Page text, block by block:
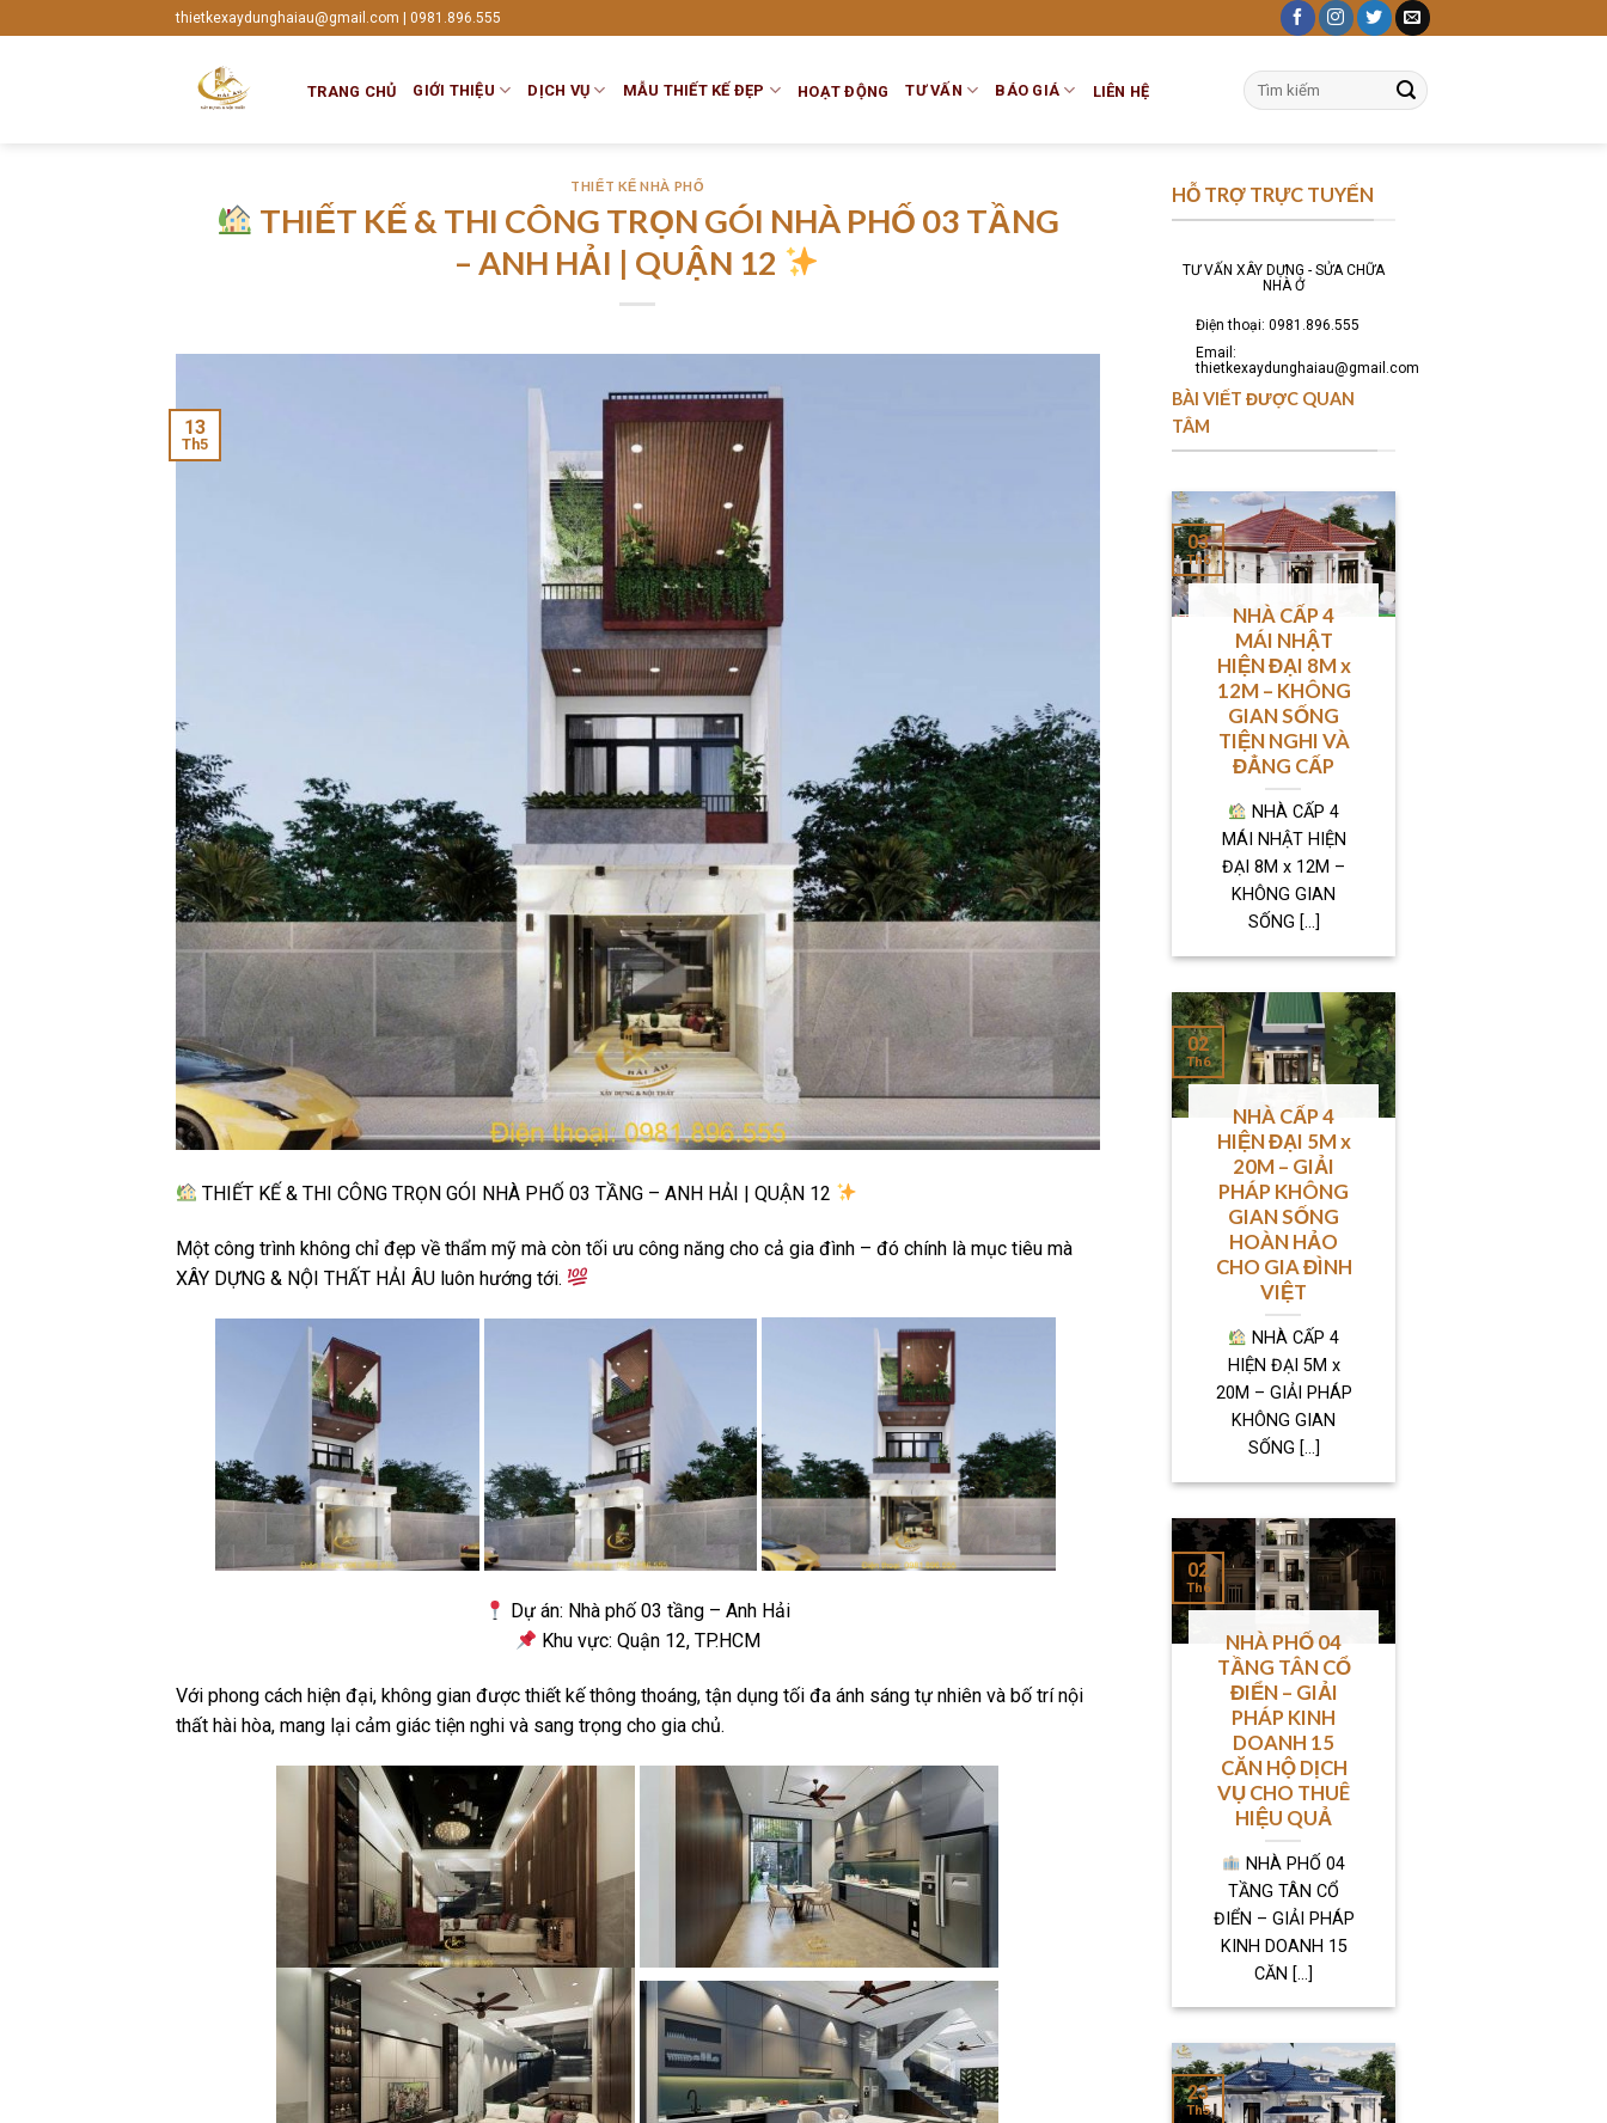
to
thietkexaydunghaiau@gmail.com | 0981.896.555
TRANG CHỦ GIỚI THIỆU DỊCH VỤ MẪU THIẾT KẾ ĐẸP HOẠT ĐỘNG TƯ VẤN BÁO GIÁ LIÊN HỆ
Tìm
kiếm:
THIẾT KẾ NHÀ PHỐ
THIẾT KẾ & THI CÔNG TRỌN GÓI NHÀ PHỐ 03 TẦNG
– ANH HẢI | QUẬN 12
13
Th5
THIẾT KẾ & THI CÔNG TRỌN GÓI NHÀ PHỐ 03 TẦNG – ANH HẢI | QUẬN 12
Một công trình không chỉ đẹp về thẩm mỹ mà còn tối ưu công năng cho cả gia đình – đó chính là mục tiêu mà
XÂY DỰNG & NỘI THẤT HẢI ÂU luôn hướng tới.
Dự án: Nhà phố 03 tầng – Anh Hải
Khu vực: Quận 12, TP.HCM
Với phong cách hiện đại, không gian được thiết kế thông thoáng, tận dụng tối đa ánh sáng tự nhiên và bố trí nội
thất hài hòa, mang lại cảm giác tiện nghi và sang trọng cho gia chủ.
HỖ TRỢ TRỰC TUYẾN
TƯ VẤN XÂY DỰNG - SỬA CHỮA
NHÀ Ở
Điện thoại: 0981.896.555
Email:
thietkexaydunghaiau@gmail.com
BÀI VIẾT ĐƯỢC QUAN
TÂM
NHÀ CẤP 4
MÁI NHẬT
HIỆN ĐẠI 8M x
12M – KHÔNG
GIAN SỐNG
TIỆN NGHI VÀ
ĐẲNG CẤP
NHÀ CẤP 4
MÁI NHẬT HIỆN
ĐẠI 8M x 12M –
KHÔNG GIAN
SỐNG [...]
03
Th6
NHÀ CẤP 4
HIỆN ĐẠI 5M x
20M – GIẢI
PHÁP KHÔNG
GIAN SỐNG
HOÀN HẢO
CHO GIA ĐÌNH
VIỆT
NHÀ CẤP 4
HIỆN ĐẠI 5M x
20M – GIẢI PHÁP
KHÔNG GIAN
SỐNG [...]
02
Th6
NHÀ PHỐ 04
TẦNG TÂN CỔ
ĐIỂN – GIẢI
PHÁP KINH
DOANH 15
CĂN HỘ DỊCH
VỤ CHO THUÊ
HIỆU QUẢ
NHÀ PHỐ 04
TẦNG TÂN CỔ
ĐIỂN – GIẢI PHÁP
KINH DOANH 15
CĂN [...]
02
Th6
23
Th5